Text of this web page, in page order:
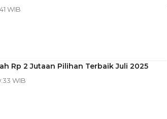
WIB
Rp 2 Jutaan Pilihan Terbaik Juli 2025
WIB